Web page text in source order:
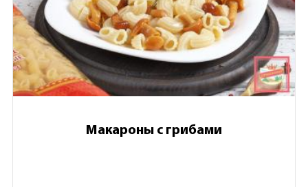
Макароны с грибами